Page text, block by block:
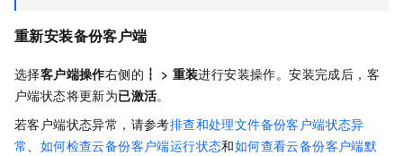
重新安装备份客户端
选择客户端操作右侧的 ┇ > 重装进行安装操作。安装完成后，客
户端状态将更新为已激活。
若客户端状态异常，请参考排查和处理文件备份客户端状态异
常
如何检查云备份客户端运行状态和如何查看云备份客户端默